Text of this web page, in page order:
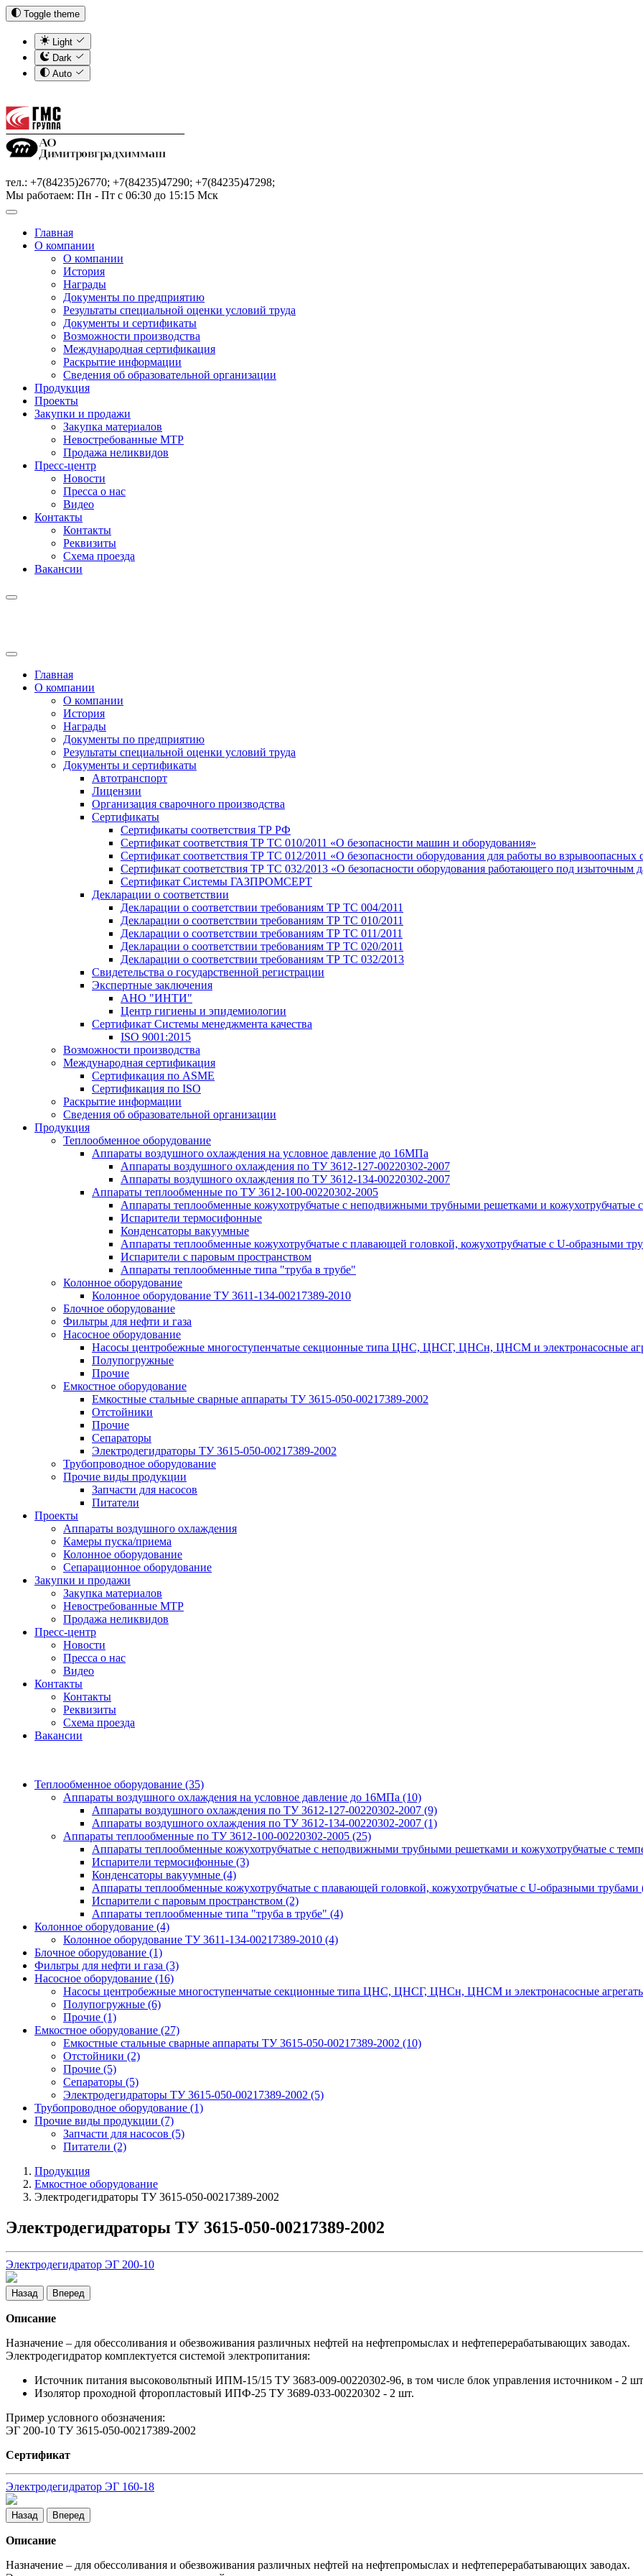
Toggle theme
Light
Dark
Auto
тел.: +7(84235)26770; +7(84235)47290; +7(84235)47298;
Мы работаем: Пн - Пт с 06:30 до 15:15 Мск
Главная
О компании
О компании
История
Награды
Документы по предприятию
Результаты специальной оценки условий труда
Документы и сертификаты
Возможности производства
Международная сертификация
Раскрытие информации
Сведения об образовательной организации
Продукция
Проекты
Закупки и продажи
Закупка материалов
Невостребованные МТР
Продажа неликвидов
Пресс-центр
Новости
Пресса о нас
Видео
Контакты
Контакты
Реквизиты
Схема проезда
Вакансии
Главная
О компании
О компании
История
Награды
Документы по предприятию
Результаты специальной оценки условий труда
Документы и сертификаты
Автотранспорт
Лицензии
Организация сварочного производства
Cертификаты
Сертификаты соответствия ТР РФ
Сертификат соответствия ТР ТС 010/2011 «О безопасности машин и оборудования»
Сертификат соответствия ТР ТС 012/2011 «О безопасности оборудования для работы во взрывоопасных
Сертификат соответствия ТР ТС 032/2013 «О безопасности оборудования работающего под изыточным
Сертификат Системы ГАЗПРОМСЕРТ
Декларации о соответствии
Декларации о соответствии требованиям ТР ТС 004/2011
Декларации о соответствии требованиям ТР ТС 010/2011
Декларации о соответствии требованиям ТР ТС 011/2011
Декларации о соответствии требованиям ТР ТС 020/2011
Декларации о соответствии требованиям ТР ТС 032/2013
Свидетельства о государственной регистрации
Экспертные заключения
АНО "ИНТИ"
Центр гигиены и эпидемиологии
Сертификат Системы менеджмента качества
ISO 9001:2015
Возможности производства
Международная сертификация
Сертификация по ASME
Сертификация по ISO
Раскрытие информации
Сведения об образовательной организации
Продукция
Теплообменное оборудование
Аппараты воздушного охлаждения на условное давление до 16МПа
Аппараты воздушного охлаждения по ТУ 3612-127-00220302-2007
Аппараты воздушного охлаждения по ТУ 3612-134-00220302-2007
Аппараты теплообменные по ТУ 3612-100-00220302-2005
Аппараты теплообменные кожухотрубчатые с неподвижными трубными решетками и кожухотрубчатые
Испарители термосифонные
Конденсаторы вакуумные
Аппараты теплообменные кожухотрубчатые с плавающей головкой, кожухотрубчатые с U-образными
Испарители с паровым пространством
Аппараты теплообменные типа "труба в трубе"
Колонное оборудование
Колонное оборудование ТУ 3611-134-00217389-2010
Блочное оборудование
Фильтры для нефти и газа
Насосное оборудование
Насосы центробежные многоступенчатые секционные типа ЦНС, ЦНСГ, ЦНСн, ЦНСМ и электронасосные
Полупогружные
Прочие
Емкостное оборудование
Емкостные стальные сварные аппараты ТУ 3615-050-00217389-2002
Отстойники
Прочие
Сепараторы
Электродегидраторы ТУ 3615-050-00217389-2002
Трубопроводное оборудование
Прочие виды продукции
Запчасти для насосов
Питатели
Проекты
Аппараты воздушного охлаждения
Камеры пуска/приема
Колонное оборудование
Сепарационное оборудование
Закупки и продажи
Закупка материалов
Невостребованные МТР
Продажа неликвидов
Пресс-центр
Новости
Пресса о нас
Видео
Контакты
Контакты
Реквизиты
Схема проезда
Вакансии
Теплообменное оборудование (35)
Аппараты воздушного охлаждения на условное давление до 16МПа (10)
Аппараты воздушного охлаждения по ТУ 3612-127-00220302-2007 (9)
Аппараты воздушного охлаждения по ТУ 3612-134-00220302-2007 (1)
Аппараты теплообменные по ТУ 3612-100-00220302-2005 (25)
Аппараты теплообменные кожухотрубчатые с неподвижными трубными решетками и кожухотрубчатые с
Испарители термосифонные (3)
Конденсаторы вакуумные (4)
Аппараты теплообменные кожухотрубчатые с плавающей головкой, кожухотрубчатые с U-образными трубами
Испарители с паровым пространством (2)
Аппараты теплообменные типа "труба в трубе" (4)
Колонное оборудование (4)
Колонное оборудование ТУ 3611-134-00217389-2010 (4)
Блочное оборудование (1)
Фильтры для нефти и газа (3)
Насосное оборудование (16)
Насосы центробежные многоступенчатые секционные типа ЦНС, ЦНСГ, ЦНСн, ЦНСМ и электронасосные
Полупогружные (6)
Прочие (1)
Емкостное оборудование (27)
Емкостные стальные сварные аппараты ТУ 3615-050-00217389-2002 (10)
Отстойники (2)
Прочие (5)
Сепараторы (5)
Электродегидраторы ТУ 3615-050-00217389-2002 (5)
Трубопроводное оборудование (1)
Прочие виды продукции (7)
Запчасти для насосов (5)
Питатели (2)
Продукция
Емкостное оборудование
Электродегидраторы ТУ 3615-050-00217389-2002
Электродегидраторы ТУ 3615-050-00217389-2002
Электродегидратор ЭГ 200-10
Назад Вперед
Описание
Назначение – для обессоливания и обезвоживания различных нефтей на нефтепромыслах и нефтеперерабатывающих заводах.
Электродегидратор комплектуется системой электропитания:
Источник питания высоковольтный ИПМ-15/15 ТУ 3683-009-00220302-96, в том числе блок управления источником - 2
Изолятор проходной фторопластовый ИПФ-25 ТУ 3689-033-00220302 - 2 шт.
Пример условного обозначения:
ЭГ 200-10 ТУ 3615-050-00217389-2002
Сертификат
Электродегидратор ЭГ 160-18
Назад Вперед
Описание
Назначение – для обессоливания и обезвоживания различных нефтей на нефтепромыслах и нефтеперерабатывающих заводах.